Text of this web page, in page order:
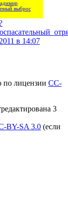
выброс
в 14:07
по лицензии CC-
3
BY-SA 3.0 (если